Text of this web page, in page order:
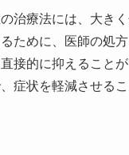
治療法には、大き
ために、医師の処
接的に抑えること
症状を軽減させる